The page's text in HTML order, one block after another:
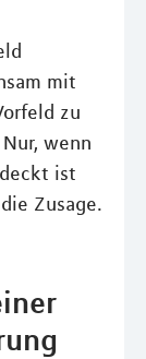
mit
zu
wenn
ist
Zusage.